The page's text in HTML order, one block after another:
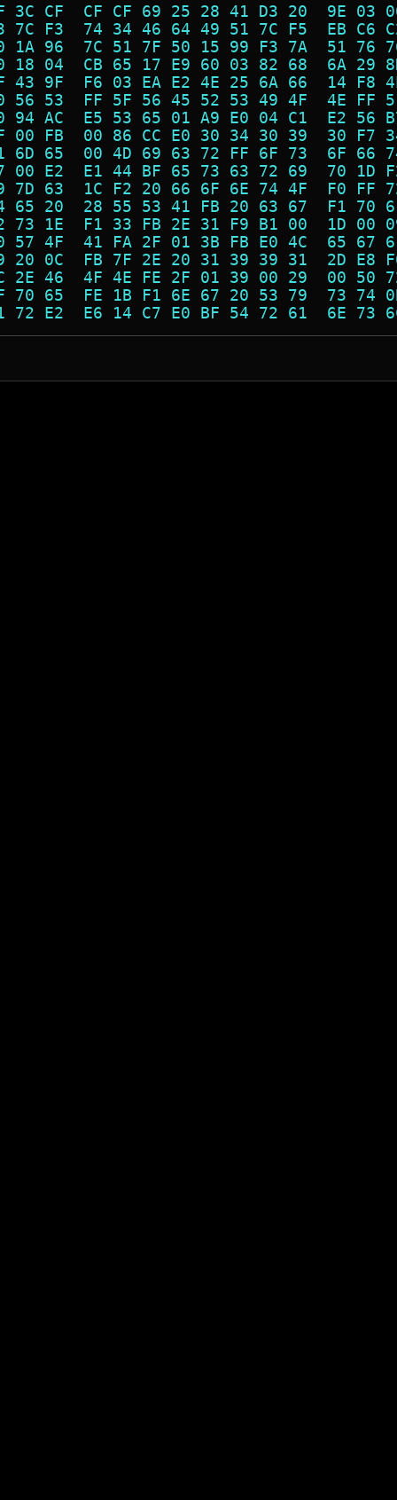
3C CF  CF CF 69 25 28 41 D3 20  9E
7C F3  74 34 46 64 49 51 7C F5  EB
1A 96  7C 51 7F 50 15 99 F3 7A  51
18 04  CB 65 17 E9 60 03 82 68  6A
43 9F  F6 03 EA E2 4E 25 6A 66  14
56 53  FF 5F 56 45 52 53 49 4F  4E
94 AC  E5 53 65 01 A9 E0 04 C1  E2
00 FB  00 86 CC E0 30 34 30 39  30
6D 65  00 4D 69 63 72 FF 6F 73  6F
00 E2  E1 44 BF 65 73 63 72 69  70
7D 63  1C F2 20 66 6F 6E 74 4F  F0
65 20  28 55 53 41 FB 20 63 67  F1
73 1E  F1 33 FB 2E 31 F9 B1 00  1D
57 4F  41 FA 2F 01 3B FB E0 4C  65
20 0C  FB 7F 2E 20 31 39 39 31  2D
2E 46  4F 4E FE 2F 01 39 00 29  00
70 65  FE 1B F1 6E 67 20 53 79  73
72 E2  E6 14 C7 E0 BF 54 72 61